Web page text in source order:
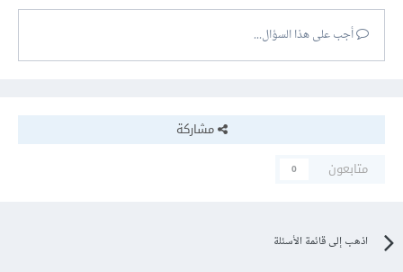
أجب على هذا السؤال...
مشاركة
متابعون
0
اذهب إلى قائمة الأسئلة